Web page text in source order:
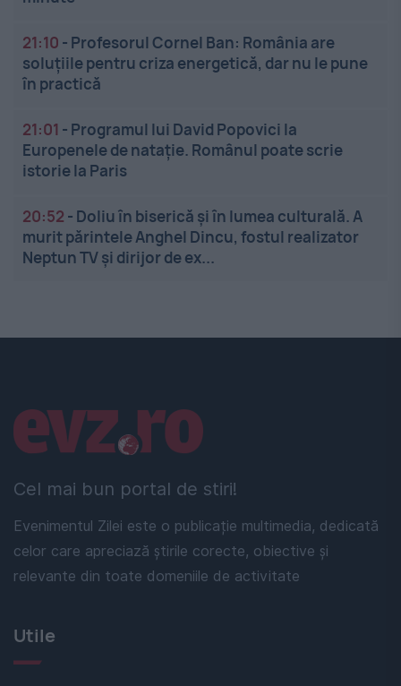
21:10 - Profesorul Cornel Ban: România are
soluțiile pentru criza energetică, dar nu le pune
în practică
21:01 - Programul lui David Popovici la
Europenele de natație. Românul poate scrie
istorie la Paris
20:52 - Doliu în biserică și în lumea culturală. A
murit părintele Anghel Dincu, fostul realizator
Neptun TV și dirijor de ex...
Cel mai bun portal de stiri!
Evenimentul Zilei este o publicație multimedia, dedicată
celor care apreciază știrile corecte, obiective și
relevante din toate domeniile de activitate
Linkuri utile
Utile